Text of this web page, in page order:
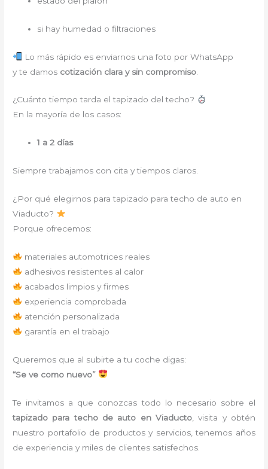
si hay humedad o filtraciones
Lo más rápido es enviarnos una foto por WhatsApp
y te damos cotización clara y sin compromiso
¿Cuánto tiempo tarda el tapizado del techo?
En la mayoría de los casos:
1 a 2 días
Siempre trabajamos con cita y tiempos claros.
¿Por qué elegirnos para tapizado para techo de auto en
Viaducto?
Porque ofrecemos:
materiales automotrices reales
adhesivos resistentes al calor
acabados limpios y firmes
experiencia comprobada
atención personalizada
garantía en el trabajo
Queremos que al subirte a tu coche digas:
“Se ve como nuevo”
Te invitamos a que conozcas todo lo necesario sobre el
tapizado para techo de auto en Viaducto, visita y obtén
nuestro portafolio de productos y servicios, tenemos años
de experiencia y miles de clientes satisfechos.